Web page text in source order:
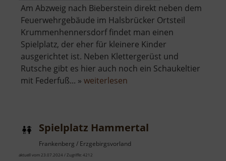
Am Abzweig nach Bieberstein direkt neben dem
Feuerwehrgebäude im Halsbrücker Ortsteil
Krummenhennersdorf findet man einen
Spielplatz, der eher für kleinere Kinder
ausgerichtet ist. Neben Klettergerüst und
Rutsche gibt es hier auch noch ein Schaukeltier
mit Federfuß... » weiterlesen
Spielplatz Hammertal
Frankenberg / Erzgebirgsvorland
aktuell vom 23.07.2024 / Zugriffe: 4212